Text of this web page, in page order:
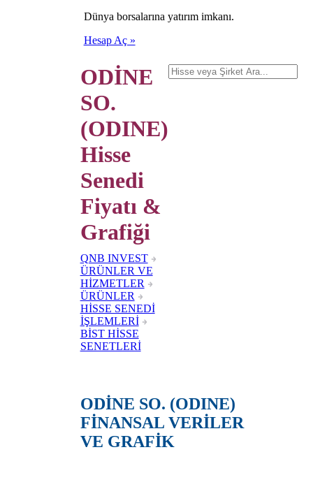
Dünya borsalarına yatırım imkanı.
Hesap Aç »
ODİNE
SO.
(ODINE)
Hisse
Senedi
Fiyatı &
Grafiği
QNB INVEST
ÜRÜNLER VE
HİZMETLER
ÜRÜNLER
HİSSE SENEDİ
İŞLEMLERİ
BİST HİSSE
SENETLERİ
ODİNE SO. (ODINE)
FİNANSAL VERİLER
VE GRAFİK